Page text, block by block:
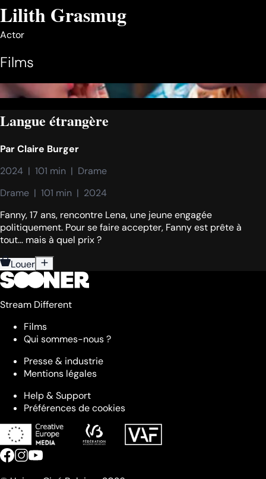
Lilith Grasmug
Actor
Films
Langue étrangère
ParClaire Burger
2024  |  101 min  |  Drame
Drame  |  101 min  |  2024
Fanny, 17 ans, rencontre Lena, une jeune engagée
politiquement. Pour se faire accepter, Fanny est prête à
tout… mais à quel prix ?
Louer
Stream Different
Films
Qui sommes-nous ?
Presse & industrie
Mentions légales
Help & Support
Préférences de cookies